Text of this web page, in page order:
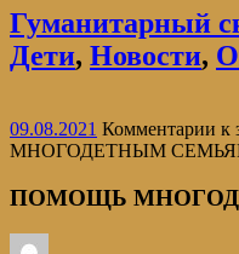
Гуманитарный
Дети, Новости,
09.08.2021 Комментарии к
МНОГОДЕТНЫМ
ПОМОЩЬ